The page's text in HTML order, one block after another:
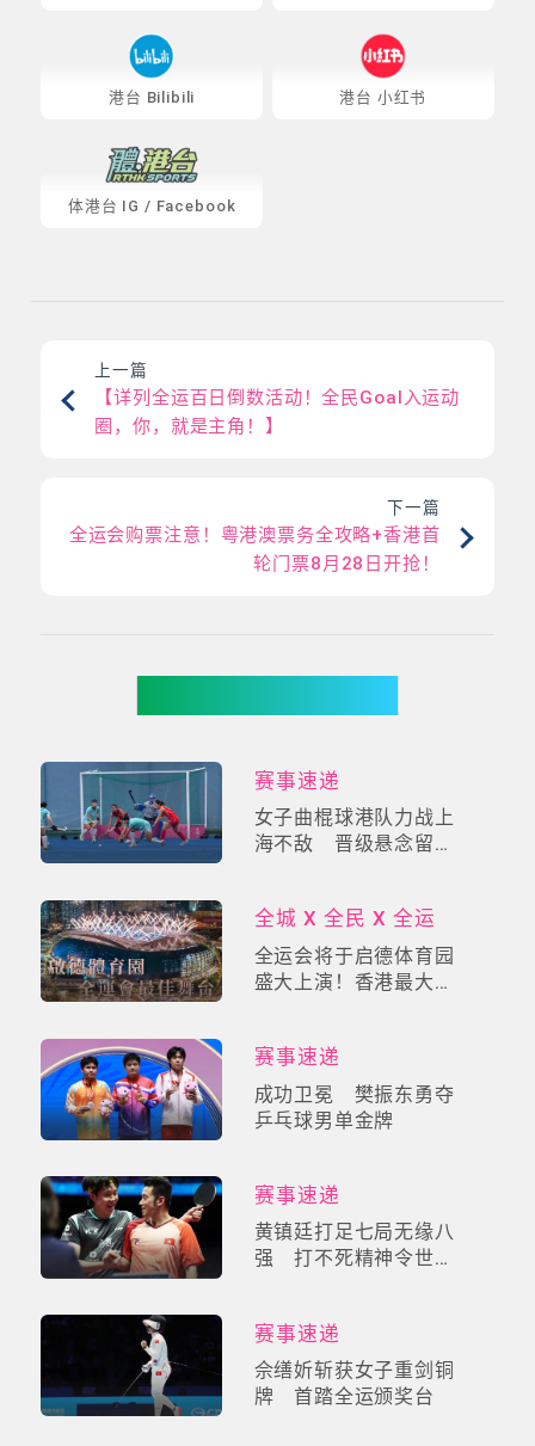
港台 Bilibili 港台 小红书
体港台 IG / Facebook
上一篇
【详列全运百日倒数活动！全民Goal入运动
圈，你，就是主角！】
下一篇
全运会购票注意！粤港澳票务全攻略+香港首
轮门票8月28日开抢！
赛事速递
女子曲棍球港队力战上
海不敌 晋级悬念留待
全城 X 全民 X 全运
全运会将于启德体育园
盛大上演！香港最大体
赛事速递
成功卫冕 樊振东勇夺
乒乓球男单金牌
赛事速递
黄镇廷打足七局无缘八
强 打不死精神令世一
赛事速递
佘缮妡斩获女子重剑铜
牌 首踏全运颁奖台